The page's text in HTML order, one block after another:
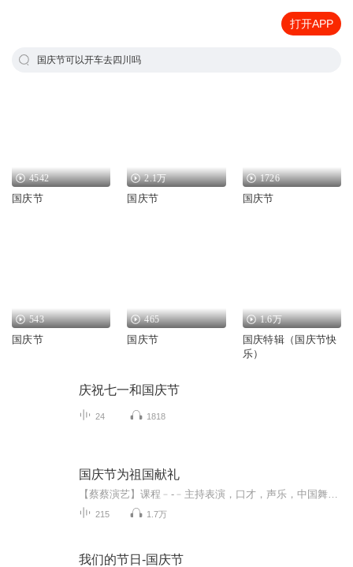
打开APP
国庆节可以开车去四川吗
4542
国庆节
2.1万
国庆节
1726
国庆节
543
国庆节
465
国庆节
1.6万
国庆特辑（国庆节快
乐）
庆祝七一和国庆节
24 1818
国庆节为祖国献礼
215 1.7万
我们的节日-国庆节